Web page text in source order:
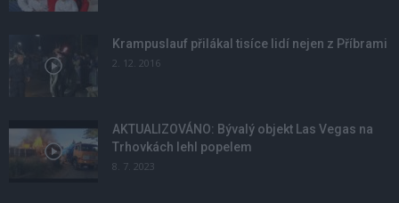
Krampuslauf přilákal tisíce lidí nejen z Příbrami
2. 12. 2016
AKTUALIZOVÁNO: Bývalý objekt Las Vegas na
Trhovkách lehl popelem
8. 7. 2023